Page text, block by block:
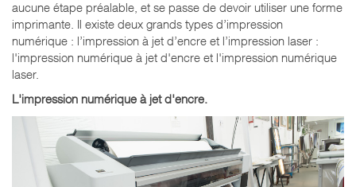
aucune étape préalable, et se passe de devoir utiliser une forme
imprimante. Il existe deux grands types d’impression
numérique : l’impression à jet d’encre et l’impression laser :
l'impression numérique à jet d'encre et l'impression numérique
laser.
L'impression numérique à jet d'encre.